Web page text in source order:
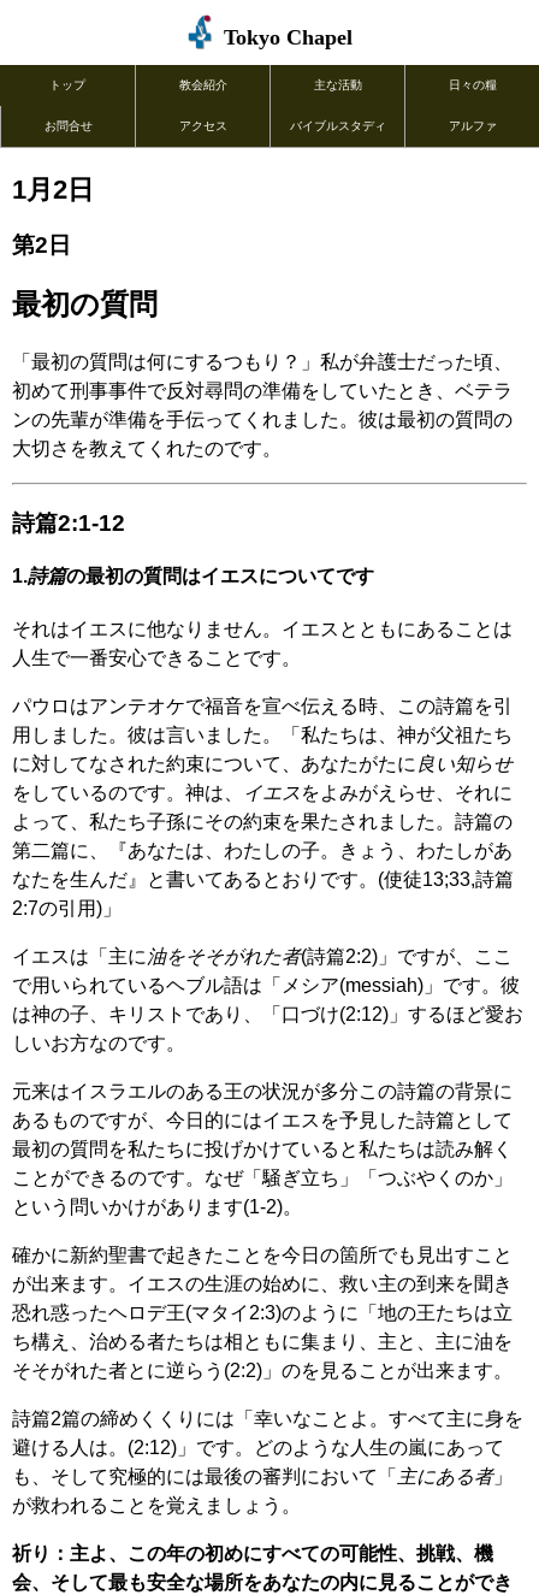
Tokyo Chapel
トップ 教会紹介 主な活動 日々の糧
お問合せ アクセス バイブルスタディ アルファ
1月2日
第2日
最初の質問
「最初の質問は何にするつもり？」私が弁護士だった頃、
初めて刑事事件で反対尋問の準備をしていたとき、ベテラ
ンの先輩が準備を手伝ってくれました。彼は最初の質問の
大切さを教えてくれたのです。
詩篇2:1-12
1.詩篇の最初の質問はイエスについてです
それはイエスに他なりません。イエスとともにあることは
人生で一番安心できることです。
パウロはアンテオケで福音を宣べ伝える時、この詩篇を引
用しました。彼は言いました。「私たちは、神が父祖たち
に対してなされた約束について、あなたがたに 良い知らせ
をしているのです。神は、
イエスをよみがえらせ、それに
よって、私たち子孫にその約束を果たされました。詩篇の
第二篇に、『あなたは、わたしの子。きょう、わたしがあ
なたを生んだ』と書いてあるとおりです。(使徒13;33,詩篇
2:7の引用)」
イエスは「主に 油をそそがれた者(詩篇2:2)」ですが、ここ
で用いられているヘブル語は「メシア(messiah)」です。彼
は神の子、キリストであり、「口づけ(2:12)」するほど愛お
しいお方なのです。
元来はイスラエルのある王の状況が多分この詩篇の背景に
あるものですが、今日的にはイエスを予見した詩篇として
最初の質問を私たちに投げかけていると私たちは読み解く
ことができるのです。なぜ「騒ぎ立ち」「つぶやくのか」
という問いかけがあります(1-2)。
確かに新約聖書で起きたことを今日の箇所でも見出すこと
が出来ます。イエスの生涯の始めに、救い主の到来を聞き
恐れ惑ったヘロデ王(マタイ2:3)のように「地の王たちは立
ち構え、治める者たちは相ともに集まり、主と、主に油を
そそがれた者とに逆らう(2:2)」のを見ることが出来ます。
詩篇2篇の締めくくりには「幸いなことよ。すべて主に身を
避ける人は。(2:12)」です。どのような人生の嵐にあって
も、そして究極的には最後の審判において「 主にある者」
が救われることを覚えましょう。
祈り：主よ、この年の初めにすべての可能性、挑戦、機
会、そして最も安全な場所をあなたの内に見ることができ